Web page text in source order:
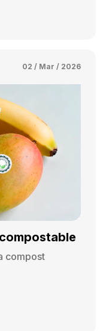
02 / Mar / 2026
compost